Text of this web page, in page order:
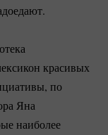
красивых
по
Яна
наиболее